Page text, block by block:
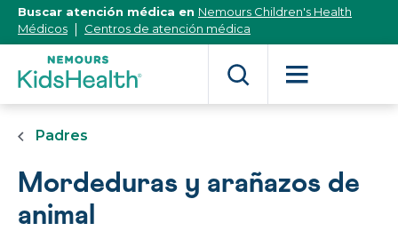
[Skip
Content]
Buscar atención médica en Nemours Children's Health
Médicos
Centros de atención médica
Padres
Mordeduras y arañazos de
animal